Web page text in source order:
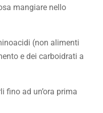
mangiare nello
(non alimenti
e dei carboidrati a
fino ad un’ora prima